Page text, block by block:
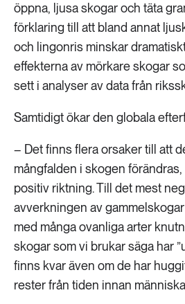
öppna, ljusa skogar och täta
förklaring till att bland annat
och lingonris minskar
effekterna av mörkare skogar
sett i analyser av data från
Samtidigt ökar den globala
– Det finns flera orsaker till att
mångfalden i skogen
positiv riktning. Till det mest
avverkningen av
med många ovanliga arter
skogar som vi brukar säga har
finns kvar även om de har
rester från tiden innan